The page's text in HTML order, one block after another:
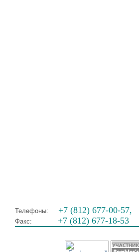
Телефоны: +7 (812) 677-00-57,
Факс: +7 (812) 677-18-53